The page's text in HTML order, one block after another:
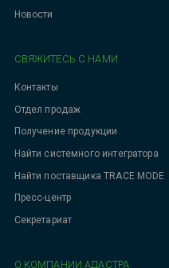
Новости
СВЯЖИТЕСЬ С НАМИ
Контакты
Отдел продаж
Получение продукции
Найти системного интегратора
Найти поставщика TRACE MODE
Пресс-центр
Секретариат
О КОМПАНИИ АДАСТРА